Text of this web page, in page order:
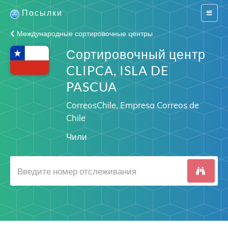
Switch
Посылки
Международные сортировочные центры
Сортировочный центр
CLIPCA, ISLA DE
PASCUA
CorreosChile, Empresa Correos de
Chile
Чили